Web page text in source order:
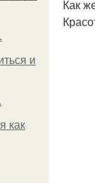
и
как
Как